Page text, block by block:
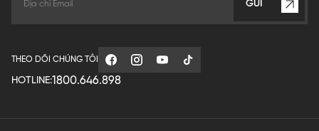
GỬI
THEO DÕI CHÚNG TÔI
HOTLINE:1800.646.898